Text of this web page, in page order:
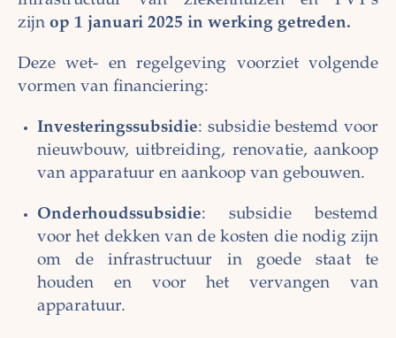
zijn op 1 januari 2025 in werking getreden.
Deze wet- en regelgeving voorziet volgende
vormen van financiering:
Investeringssubsidie: subsidie bestemd voor
nieuwbouw, uitbreiding, renovatie, aankoop
van apparatuur en aankoop van gebouwen.
Onderhoudssubsidie: subsidie bestemd
voor het dekken van de kosten die nodig zijn
om de infrastructuur in goede staat te
houden en voor het vervangen van
apparatuur.